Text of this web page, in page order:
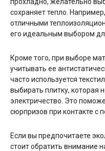
сохраняет тепло.
отличными
его идеальным выбором
Кроме того, при выборе
учитывать ее
часто используется
выбирать плитку, которая
электричество. Это
сюрпризов при контакте с
Если вы предпочитаете
стоит обратить внимание